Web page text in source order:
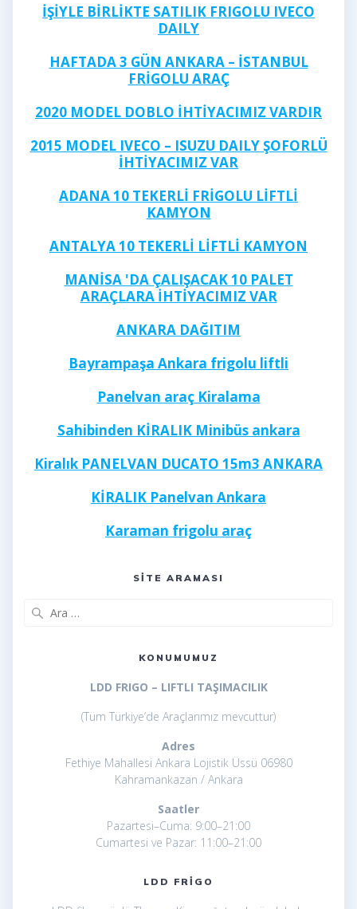
İŞİYLE BİRLİKTE SATILIK FRIGOLU IVECO
DAILY
HAFTADA 3 GÜN ANKARA – İSTANBUL
FRİGOLU ARAÇ
2020 MODEL DOBLO İHTİYACIMIZ VARDIR
2015 MODEL IVECO – ISUZU DAILY ŞOFORLÜ
İHTİYACIMIZ VAR
ADANA 10 TEKERLİ FRİGOLU LİFTLİ
KAMYON
ANTALYA 10 TEKERLİ LİFTLİ KAMYON
MANİSA 'DA ÇALIŞACAK 10 PALET
ARAÇLARA İHTİYACIMIZ VAR
ANKARA DAĞITIM
Bayrampaşa Ankara frigolu liftli
Panelvan araç Kiralama
Sahibinden KİRALIK Minibüs ankara
Kiralık PANELVAN DUCATO 15m3 ANKARA
KİRALIK Panelvan Ankara
Karaman frigolu araç
SITE ARAMASI
KONUMUMUZ
LDD FRIGO – LIFTLI TAŞIMACILIK
(Tüm Türkiye’de Araçlarımız mevcuttur)
Adres
Fethiye Mahallesi Ankara Lojistik Üssü 06980
Kahramankazan / Ankara
Saatler
Pazartesi–Cuma: 9:00–21:00
Cumartesi ve Pazar: 11:00–21:00
LDD FRIGO